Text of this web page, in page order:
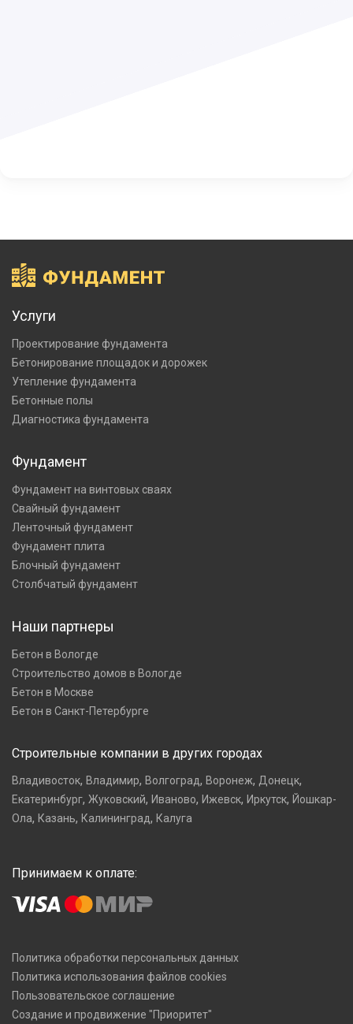
Услуги
Проектирование фундамента
Бетонирование площадок и дорожек
Утепление фундамента
Бетонные полы
Диагностика фундамента
Фундамент
Фундамент на винтовых сваях
Свайный фундамент
Ленточный фундамент
Фундамент плита
Блочный фундамент
Столбчатый фундамент
Наши партнеры
Бетон в Вологде
Строительство домов в Вологде
Бетон в Москве
Бетон в Санкт-Петербурге
Строительные компании в других городах
Владивосток, Владимир, Волгоград, Воронеж, Донецк,
Екатеринбург, Жуковский, Иваново, Ижевск, Иркутск, Йошкар-
Ола, Казань, Калининград, Калуга
Принимаем к оплате:
Политика обработки персональных данных
Политика использования файлов cookies
Пользовательское соглашение
Создание и продвижение "Приоритет"